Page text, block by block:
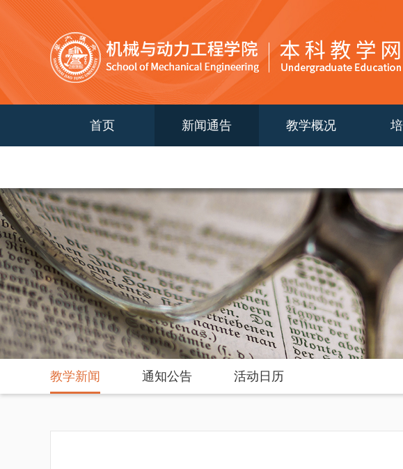
首页 新闻通告 教学概况
教学新闻 通知公告 活动日历